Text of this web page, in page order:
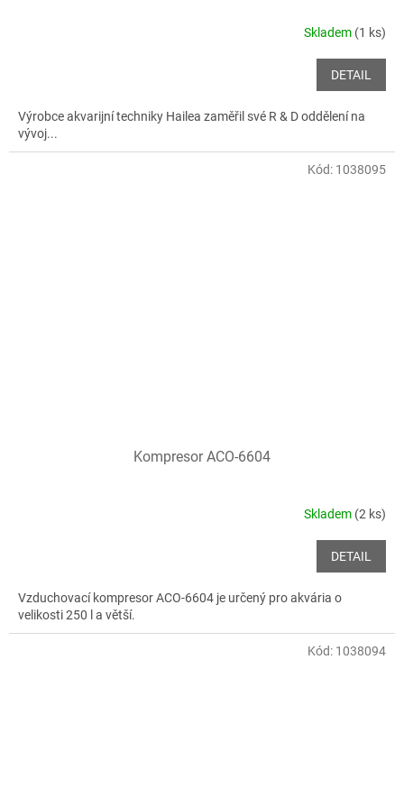
Skladem (1 ks)
DETAIL
Výrobce akvarijní techniky Hailea zaměřil své R & D oddělení na
vývoj...
Kompresor ACO-6604
Skladem (2 ks)
DETAIL
Vzduchovací kompresor ACO-6604 je určený pro akvária o
velikosti 250 l a větší.
Kód: 1038095
Kód: 1038094